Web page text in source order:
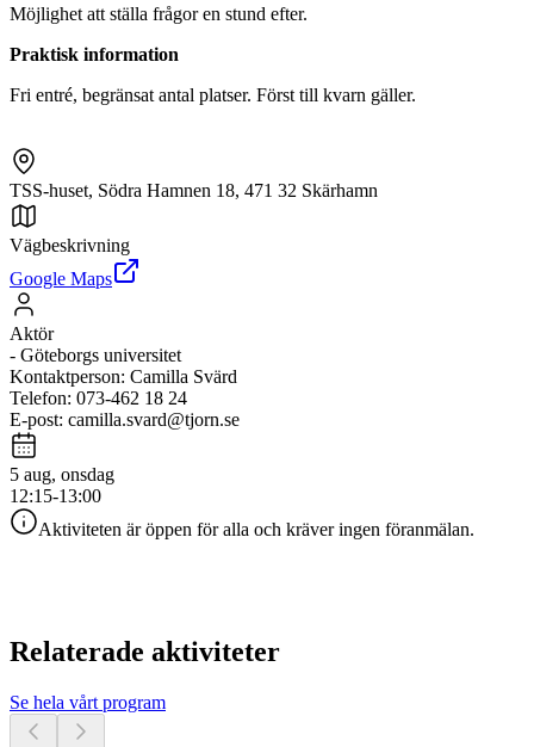
Möjlighet att ställa frågor en stund efter.
Praktisk information
Fri entré, begränsat antal platser. Först till kvarn gäller.
TSS-huset, Södra Hamnen 18, 471 32 Skärhamn
Vägbeskrivning
Google Maps
Aktör
- Göteborgs universitet
Kontaktperson: Camilla Svärd
Telefon: 073-462 18 24
E-post: camilla.svard@tjorn.se
5 aug, onsdag
12:15-13:00
Aktiviteten är öppen för alla och kräver ingen föranmälan.
Relaterade aktiviteter
Se hela vårt program